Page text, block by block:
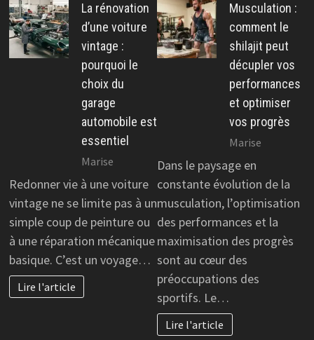
La rénovation
d’une voiture
vintage :
pourquoi le
choix du
garage
automobile est
essentiel
Marise
Redonner vie à une voiture
vintage ne se limite pas à un
simple coup de peinture ou
à une réparation mécanique
basique. C’est un voyage…
Lire l'article
Musculation :
comment le
shilajit peut
décupler vos
performances
et optimiser
vos progrès
Marise
Dans le paysage en
constante évolution de la
musculation, l’optimisation
des performances et la
maximisation des progrès
sont au cœur des
préoccupations des
sportifs. Le…
Lire l'article